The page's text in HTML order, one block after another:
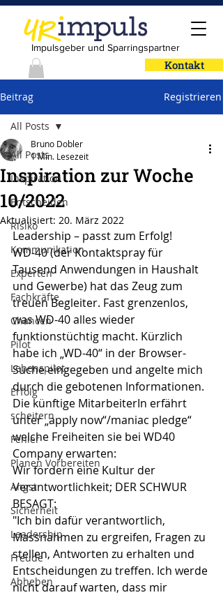
Impulsgeber und Sparringspartner
Kontakt
Beitrag Registrieren
All Posts
Inspiration
Entscheiden
Risiko
Kommunikation
Experten
Fachkräfte
Chancen
Pilot
Lebenspilot
Erfolg
scheitern
Fehler
Planen Vorbereiten
Angst
Sicherheit
Leadership
Freude
Abheben
All Posts
Inspiration zur Woche
10/2022
Bruno Dobler
1 Min. Lesezeit
Aktualisiert: 20. März 2022
Leadership – passt zum Erfolg!
WD-40 (der Kontaktspray für
Tausend Anwendungen in Haushalt
und Gewerbe) hat das Zeug zum
treuen Begleiter. Fast grenzenlos,
was WD-40 alles wieder
funktionstüchtig macht. Kürzlich
habe ich „WD-40“ in der Browser-
Suche eingegeben und angelte mich
durch die gebotenen Informationen.
Die künftige MitarbeiterIn erfährt
unter „apply now“/maniac pledge“
welche Freiheiten sie bei WD40
Company erwarten:
Wir fördern eine Kultur der
Verantwortlichkeit; DER SCHWUR
BESAGT:
"Ich bin dafür verantwortlich,
Massnahmen zu ergreifen, Fragen zu
stellen, Antworten zu erhalten und
Entscheidungen zu treffen. Ich werde
nicht darauf warten, dass mir